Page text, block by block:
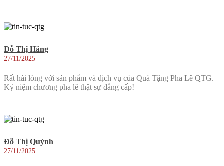
Đỗ Thị Hằng
27/11/2025
Rất hài lòng với sản phẩm và dịch vụ của Quà Tặng Pha Lê QTG.
Kỷ niệm chương pha lê thật sự đẳng cấp!
Đỗ Thị Quỳnh
27/11/2025